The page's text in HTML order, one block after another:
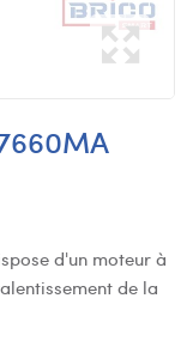
d'un moteur à
de la